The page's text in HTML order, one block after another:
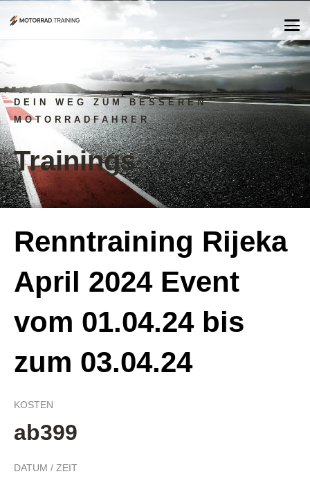
DEIN WEG ZUM BESSEREN
MOTORRADFAHRER
Trainings
Renntraining Rijeka
April 2024 Event
vom 01.04.24 bis
zum 03.04.24
KOSTEN
ab399
DATUM / ZEIT